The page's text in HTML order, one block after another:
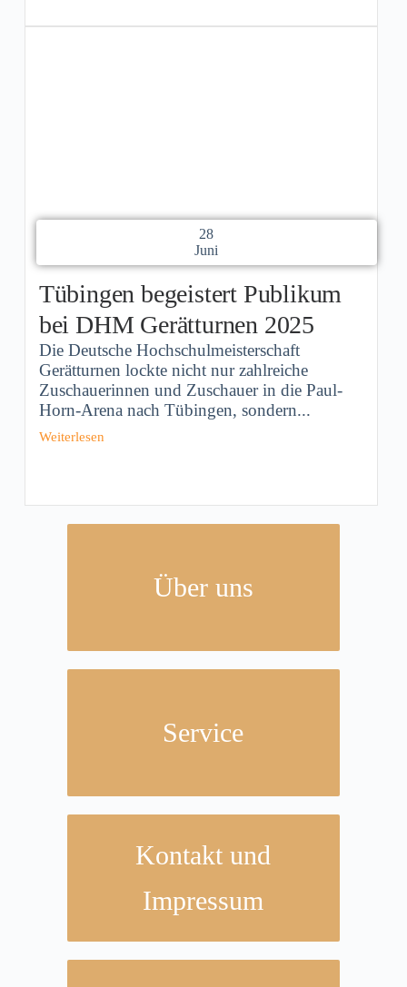
28
Juni
Tübingen begeistert Publikum
bei DHM Gerätturnen 2025
Die Deutsche Hochschulmeisterschaft
Gerätturnen lockte nicht nur zahlreiche
Zuschauerinnen und Zuschauer in die Paul-
Horn-Arena nach Tübingen, sondern...
Weiterlesen
Über uns
Service
Kontakt und
Impressum